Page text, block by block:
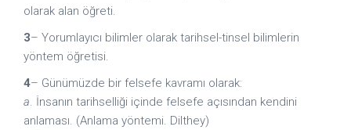
olarak alan öğreti.
3– Yorumlayıcı bilimler olarak tarihsel-tinsel bilimlerin
yöntem öğretisi.
4– Günümüzde bir felsefe kavramı olarak:
a. İnsanın tarihselliği içinde felsefe açısından kendini
anlaması. (Anlama yöntemi. Dilthey)